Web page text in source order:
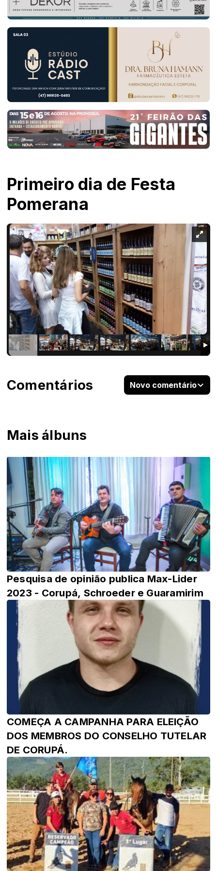
Primeiro dia de Festa
Pomerana
Mais álbuns
Pesquisa de opinião publica Max-Lider
2023 - Corupá, Schroeder e Guaramirim
COMEÇA A CAMPANHA PARA ELEIÇÃO
DOS MEMBROS DO CONSELHO TUTELAR
DE CORUPÁ.
Comentários Novo comentário